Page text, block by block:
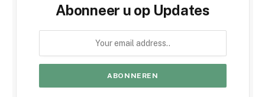
Abonneer u op Updates